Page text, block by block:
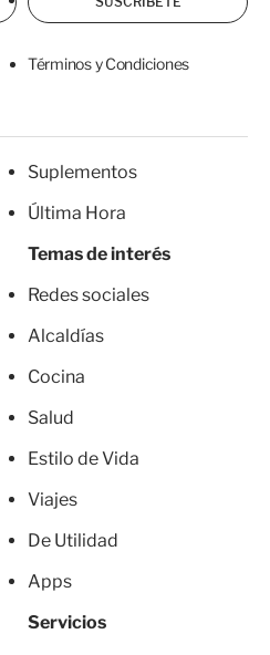
Términos y Condiciones
Suplementos
Última Hora
Temas de interés
Redes sociales
Alcaldías
Cocina
Salud
Estilo de Vida
Viajes
De Utilidad
Apps
Servicios